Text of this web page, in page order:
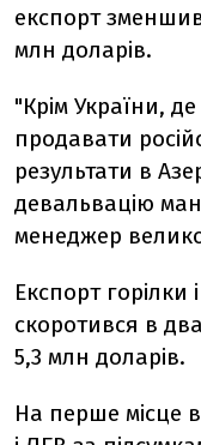
експорт
млн доларів.
"Крім України,
продавати
результати в
девальвацію
менеджер
Експорт
скоротився в
5,3 млн доларів.
На перше місце в